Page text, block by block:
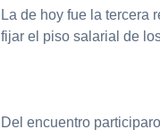
La de hoy fue la tercera
fijar el piso salarial de
Del encuentro